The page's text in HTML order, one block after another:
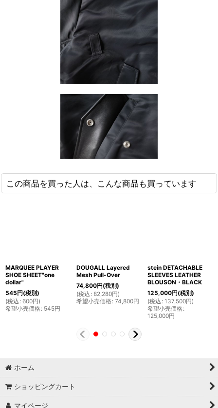
この商品を買った人は、こんな商品も買っています
MARQUEE PLAYER
SHOE SHEET"one
dollar"
545円(税別)
(税込 : 600円)
希望小売価格: 545円
DOUGALL Layered
Mesh Pull-Over
74,800円(税別)
(税込 : 82,280円)
希望小売価格: 74,800円
stein DETACHABLE
SLEEVES LEATHER
BLOUSON・BLACK
125,000円(税別)
(税込 : 137,500円)
希望小売価格:
125,000円
ホーム
ショッピングカート
マイページ